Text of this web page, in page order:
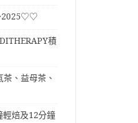
2025♡♡
積
、益母茶、
焙及12分鐘